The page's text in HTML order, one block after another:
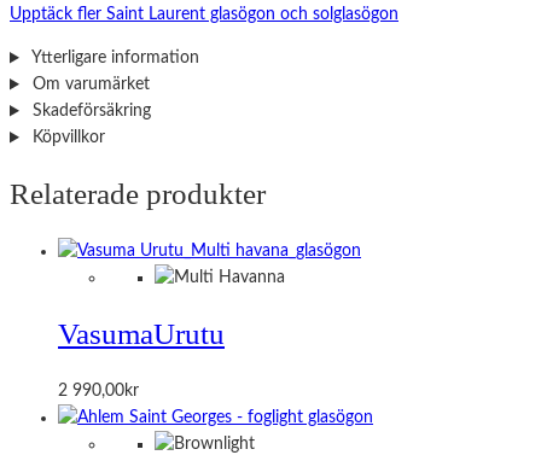
Upptäck fler Saint Laurent glasögon och solglasögon
Ytterligare information
Om varumärket
Skadeförsäkring
Köpvillkor
Relaterade produkter
VasumaUrutu
2 990,00kr